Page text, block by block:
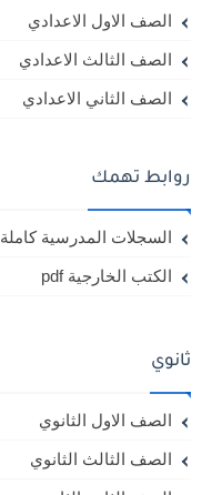
الصف الاول الاعدادي
الصف الثالث الاعدادي
الصف الثاني الاعدادي
روابط تهمك
السجلات المدرسية كاملة
الكتب الخارجية pdf
ثانوي
الصف الاول الثانوي
الصف الثالث الثانوي